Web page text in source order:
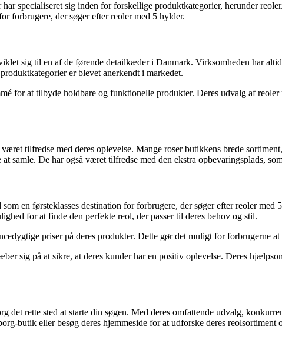
specialiseret sig inden for forskellige produktkategorier, herunder
forbrugere, der søger efter reoler med 5 hylder.
sig til en af de førende detailkæder i Danmark. Virksomheden har
er blevet anerkendt i markedet.
for at tilbyde holdbare og funktionelle produkter. Deres udvalg af
tilfredse med deres oplevelse. Mange roser butikkens brede
samle. De har også været tilfredse med den ekstra opbevaringsplads,
en førsteklasses destination for forbrugere, der søger efter reoler
for at finde den perfekte reol, der passer til deres behov og stil.
priser på deres produkter. Dette gør det muligt for forbrugerne
sig på at sikre, at deres kunder har en positiv oplevelse. Deres
det rette sted at starte din søgen. Med deres omfattende udvalg,
butik eller besøg deres hjemmeside for at udforske deres